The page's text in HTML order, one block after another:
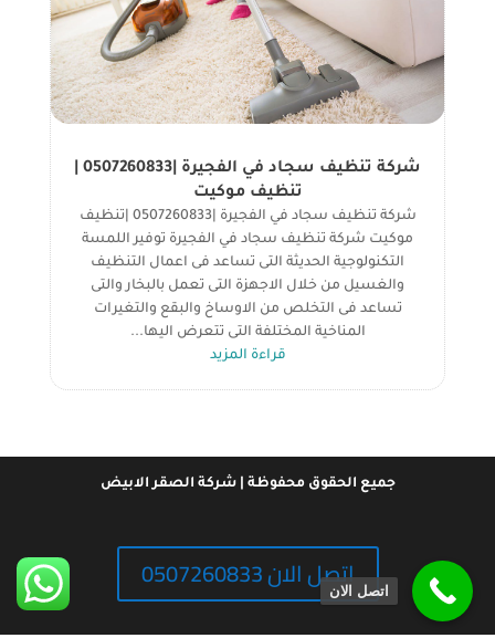
تنظيف موكيت
شركة تنظيف سجاد في الفجيرة |0507260833 |تنظيف
موكيت شركة تنظيف سجاد في الفجيرة توفير اللمسة
التكنولوجية الحديثة التى تساعد فى اعمال التنظيف
والغسيل من خلال الاجهزة التى تعمل بالبخار والتى
تساعد فى التخلص من الاوساخ والبقع والتغيرات
المناخية المختلفة التى تتعرض اليها...
قراءة المزيد
جميع الحقوق محفوظة | شركة الصقر الابيض
اتصل الان 0507260833اتصل الان